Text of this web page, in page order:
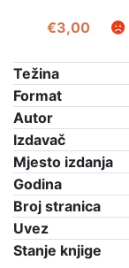
€3,00
Težina
Format
Autor
Izdavač
Mjesto izdanja
Godina
Broj stranica
Uvez
Stanje knjige